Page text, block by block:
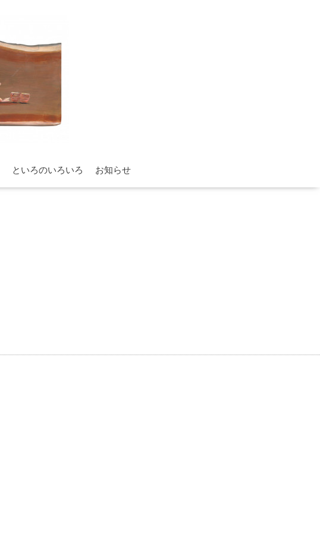
といろのいろいろ お知らせ